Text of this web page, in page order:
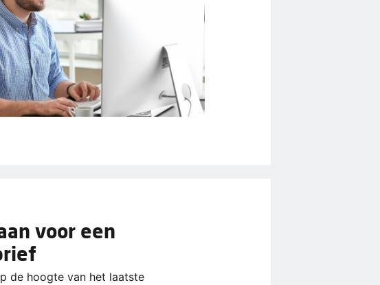
voor een
de hoogte van het laatste